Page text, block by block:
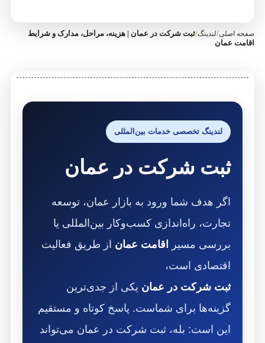
صفحه اصلی/لندینگ/ثبت شرکت در عمان | هزینه، مراحل، مدارک و شرایط
اقامت عمان
لندینگ تخصصی خدمات بین‌المللی
ثبت شرکت در عمان
اگر هدف شما ورود به بازار عمان، توسعه
تجارت، راه‌اندازی کسب‌وکار بین‌المللی یا
بررسی مسیر
اقامت عمان از طریق فعالیت
اقتصادی است،
ثبت شرکت در عمان یکی از جدی‌ترین
گزینه‌ها برای شماست. پاسخ کوتاه و مستقیم
این است: بله، ثبت شرکت در عمان می‌تواند